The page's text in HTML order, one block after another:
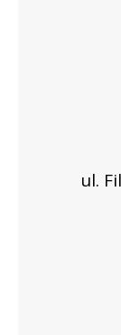
ul.